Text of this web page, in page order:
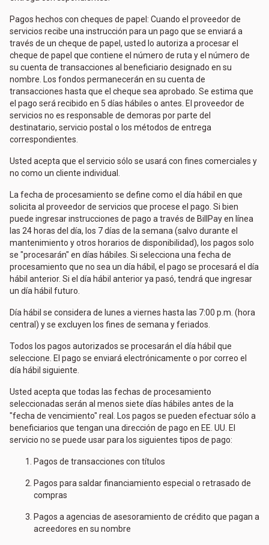
Pagos hechos con cheques de papel: Cuando el proveedor de
servicios recibe una instrucción para un pago que se enviará a
través de un cheque de papel, usted lo autoriza a procesar el
cheque de papel que contiene el número de ruta y el número de
su cuenta de transacciones al beneficiario designado en su
nombre. Los fondos permanecerán en su cuenta de
transacciones hasta que el cheque sea aprobado. Se estima que
el pago será recibido en 5 días hábiles o antes. El proveedor de
servicios no es responsable de demoras por parte del
destinatario, servicio postal o los métodos de entrega
correspondientes.
Usted acepta que el servicio sólo se usará con fines comerciales y
no como un cliente individual.
La fecha de procesamiento se define como el día hábil en que
solicita al proveedor de servicios que procese el pago. Si bien
puede ingresar instrucciones de pago a través de BillPay en línea
las 24 horas del día, los 7 días de la semana (salvo durante el
mantenimiento y otros horarios de disponibilidad), los pagos solo
se "procesarán" en días hábiles. Si selecciona una fecha de
procesamiento que no sea un día hábil, el pago se procesará el día
hábil anterior. Si el día hábil anterior ya pasó, tendrá que ingresar
un día hábil futuro.
Día hábil se considera de lunes a viernes hasta las 7:00 p.m. (hora
central) y se excluyen los fines de semana y feriados.
Todos los pagos autorizados se procesarán el día hábil que
seleccione. El pago se enviará electrónicamente o por correo el
día hábil siguiente.
Usted acepta que todas las fechas de procesamiento
seleccionadas serán al menos siete días hábiles antes de la
"fecha de vencimiento" real. Los pagos se pueden efectuar sólo a
beneficiarios que tengan una dirección de pago en EE. UU. El
servicio no se puede usar para los siguientes tipos de pago:
Pagos de transacciones con títulos
Pagos para saldar financiamiento especial o retrasado de
compras
Pagos a agencias de asesoramiento de crédito que pagan a
acreedores en su nombre